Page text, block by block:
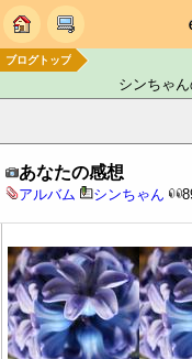
ブログトップ
シンちゃ
あなたの感想
アルバム シンちゃん